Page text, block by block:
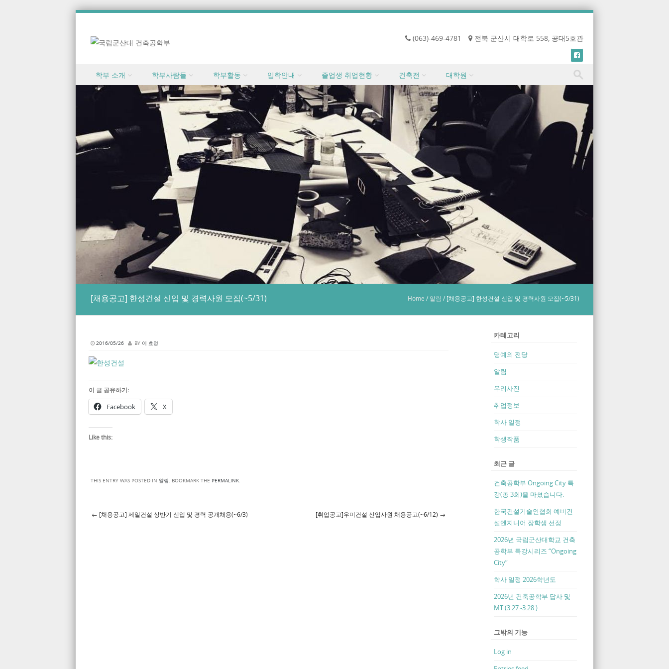
(063)-469-4781 전북 군산시 대학로 558, 공대5호관
Menu
Skip to content
학부 소개 학부사람들 학부활동 입학안내 졸업생 취업현황 건축전 대학원
[채용공고] 한성건설 신입 및 경력사원 모집(~5/31) Home / 알림 / [채용공고] 한성건설 신입 및 경력사원 모집(~5/31)
2016/05/26 BY 이 효정
이 글 공유하기:
Facebook X
Like this:
THIS ENTRY WAS POSTED IN 알림. BOOKMARK THE PERMALINK.
← [채용공고] 제일건설 상반기 신입 및 경력 공개채용(~6/3) [취업공고]우미건설 신입사원 채용공고(~6/12) →
카테고리
명예의 전당
알림
우리사진
취업정보
학사 일정
학생작품
최근 글
건축공학부 Ongoing City 특
강(총 3회)을 마쳤습니다.
한국건설기술인협회 예비건
설엔지니어 장학생 선정
2026년 국립군산대학교 건축
공학부 특강시리즈 “Ongoing
City”
학사 일정 2026학년도
2026년 건축공학부 답사 및
MT (3.27.-3.28.)
그밖의 기능
Log in